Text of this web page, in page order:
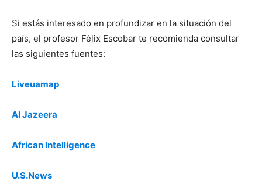
Si estás interesado en profundizar en la situación del
país, el profesor Félix Escobar te recomienda consultar
las siguientes fuentes:
Liveuamap
Al Jazeera
African Intelligence
U.S.News